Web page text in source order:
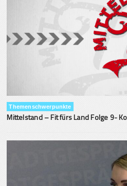
Themenschwerpunkte
Mittelstand – Fit fürs Land Folge 9-